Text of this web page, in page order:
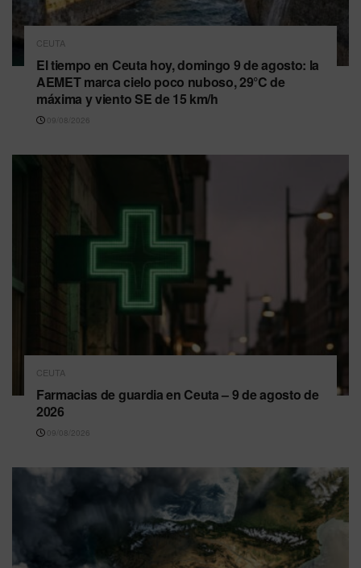
CEUTA
El tiempo en Ceuta hoy, domingo 9 de agosto: la
AEMET marca cielo poco nuboso, 29°C de
máxima y viento SE de 15 km/h
09/08/2026
CEUTA
Farmacias de guardia en Ceuta – 9 de agosto de
2026
09/08/2026